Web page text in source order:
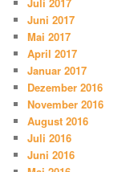
Juni 2017
Mai 2017
April 2017
Januar 2017
Dezember 2016
November 2016
August 2016
Juli 2016
Juni 2016